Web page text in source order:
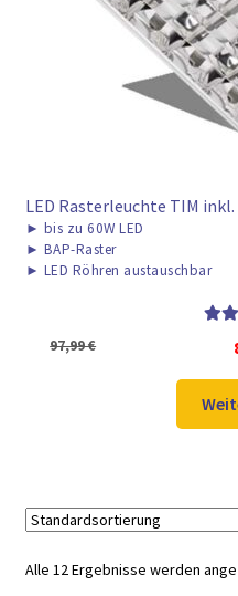
LED Rasterleuchte TIM inkl.
► bis zu 60W LED
► BAP-Raster
► LED Röhren austauschbar
97,99€
Alle 12 Ergebnisse werden